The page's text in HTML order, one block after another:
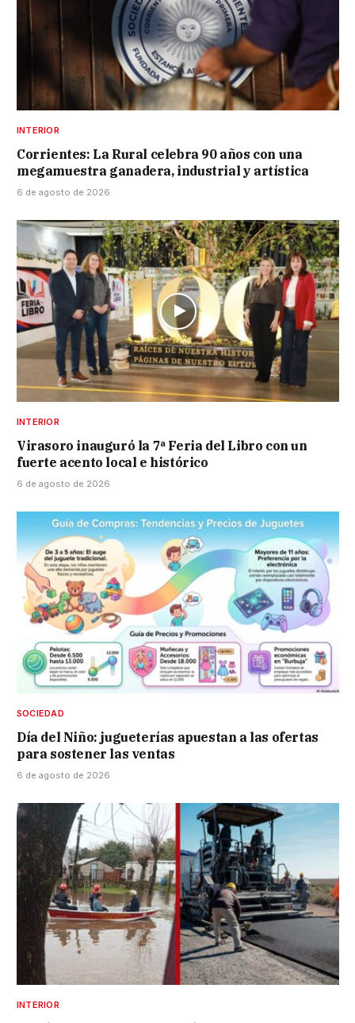
INTERIOR
Corrientes: La Rural celebra 90 años con una
megamuestra ganadera, industrial y artística
6 de agosto de 2026
INTERIOR
Virasoro inauguró la 7ª Feria del Libro con un
fuerte acento local e histórico
6 de agosto de 2026
SOCIEDAD
Día del Niño: jugueterías apuestan a las ofertas
para sostener las ventas
6 de agosto de 2026
INTERIOR